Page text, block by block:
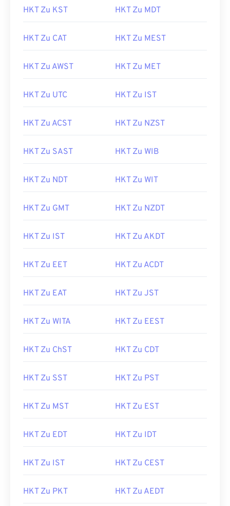
HKT Zu KST HKT Zu MDT
HKT Zu CAT HKT Zu MEST
HKT Zu AWST HKT Zu MET
HKT Zu UTC HKT Zu IST
HKT Zu ACST HKT Zu NZST
HKT Zu SAST HKT Zu WIB
HKT Zu NDT HKT Zu WIT
HKT Zu GMT HKT Zu NZDT
HKT Zu IST HKT Zu AKDT
HKT Zu EET HKT Zu ACDT
HKT Zu EAT HKT Zu JST
HKT Zu WITA HKT Zu EEST
HKT Zu ChST HKT Zu CDT
HKT Zu SST HKT Zu PST
HKT Zu MST HKT Zu EST
HKT Zu EDT HKT Zu IDT
HKT Zu IST HKT Zu CEST
HKT Zu PKT HKT Zu AEDT